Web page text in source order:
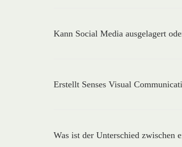
Kann Social Media ausgelagert
Erstellt Senses Visual
Was ist der Unterschied zwischen